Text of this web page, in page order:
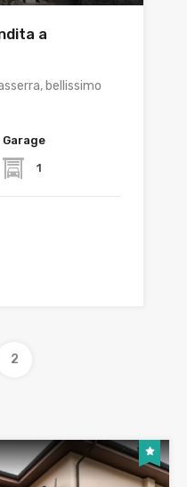
a
bellissimo
Garage
1
2